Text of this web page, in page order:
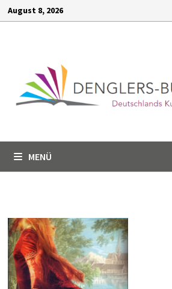
springen
Zum
Inhalt
August 8, 2026
MENÜ